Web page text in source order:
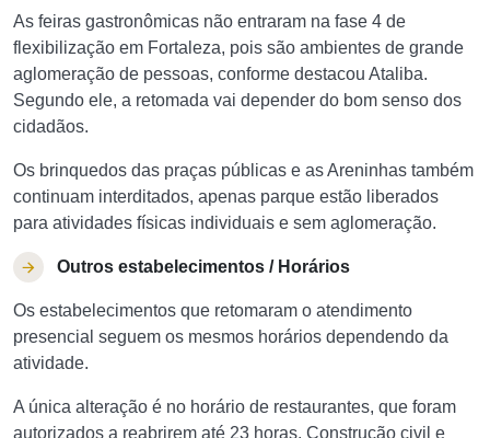
As feiras gastronômicas não entraram na fase 4 de
flexibilização em Fortaleza, pois são ambientes de grande
aglomeração de pessoas, conforme destacou Ataliba.
Segundo ele, a retomada vai depender do bom senso dos
cidadãos.
Os brinquedos das praças públicas e as Areninhas também
continuam interditados, apenas parque estão liberados
para atividades físicas individuais e sem aglomeração.
Outros estabelecimentos / Horários
Os estabelecimentos que retomaram o atendimento
presencial seguem os mesmos horários dependendo da
atividade.
A única alteração é no horário de restaurantes, que foram
autorizados a reabrirem até 23 horas. Construção civil e